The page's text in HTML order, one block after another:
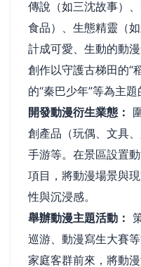
傳說（如三沈故事）
食品）、生態精靈（
計成可愛、生動的動
創作以守護古梯田的“
的“秦巴少年”等為主題
開發動漫衍生業態：
創產品（玩偶、文具
手游等。在景區設置
項目，將動漫場景與
性與沉浸感。
舉辦動漫主題活動：
巡游、動漫寫生大賽
家庭客群前來，將動